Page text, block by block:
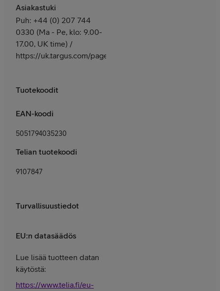
Asiakastuki
Puh: +44 (0) 207 744
0330 (Ma - Pe, klo: 9.00-
17.00, UK time) /
https://uk.targus.com/pages/support
Tuotekoodit
EAN-koodi
5051794035230
Telian tuotekoodi
9107847
Turvallisuustiedot
EU:n datasäädös
Lue lisää tuotteen datan
käytöstä:
https://www.telia.fi/eu-